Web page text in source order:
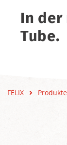
In der
Tube.
FELIX Produkte